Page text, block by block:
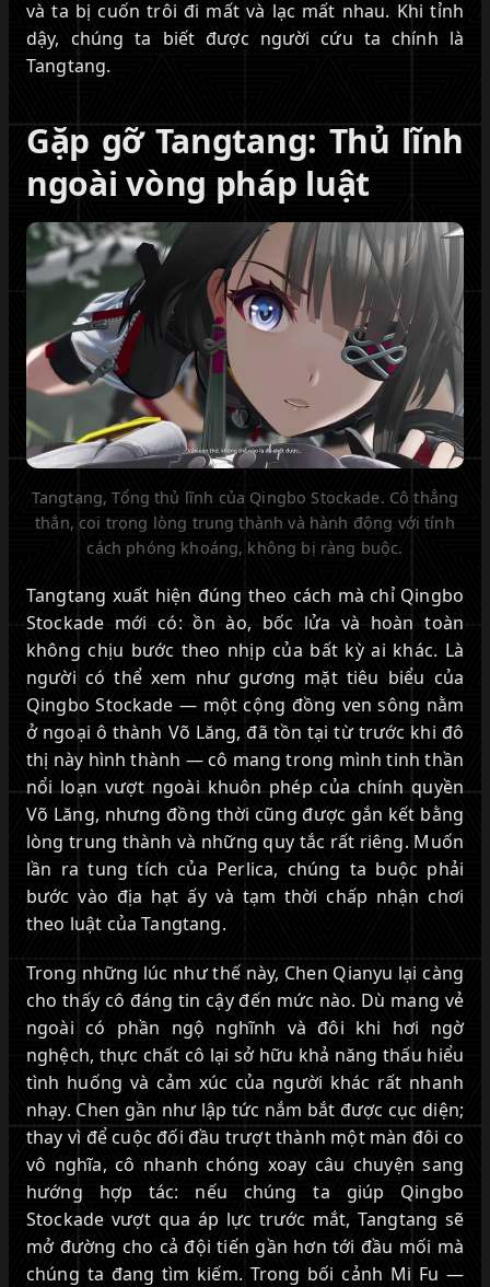
và ta bị cuốn trôi đi mất và lạc mất nhau. Khi tỉnh
dậy, chúng ta biết được người cứu ta chính là
Tangtang.
Gặp gỡ Tangtang: Thủ lĩnh
ngoài vòng pháp luật
Tangtang, Tổng thủ lĩnh của Qingbo Stockade. Cô thẳng
thắn, coi trọng lòng trung thành và hành động với tính
cách phóng khoáng, không bị ràng buộc.
Tangtang xuất hiện đúng theo cách mà chỉ Qingbo
Stockade mới có: ồn ào, bốc lửa và hoàn toàn
không chịu bước theo nhịp của bất kỳ ai khác. Là
người có thể xem như gương mặt tiêu biểu của
Qingbo Stockade — một cộng đồng ven sông nằm
ở ngoại ô thành Võ Lăng, đã tồn tại từ trước khi đô
thị này hình thành — cô mang trong mình tinh thần
nổi loạn vượt ngoài khuôn phép của chính quyền
Võ Lăng, nhưng đồng thời cũng được gắn kết bằng
lòng trung thành và những quy tắc rất riêng. Muốn
lần ra tung tích của Perlica, chúng ta buộc phải
bước vào địa hạt ấy và tạm thời chấp nhận chơi
theo luật của Tangtang.
Trong những lúc như thế này, Chen Qianyu lại càng
cho thấy cô đáng tin cậy đến mức nào. Dù mang vẻ
ngoài có phần ngộ nghĩnh và đôi khi hơi ngờ
nghệch, thực chất cô lại sở hữu khả năng thấu hiểu
tình huống và cảm xúc của người khác rất nhanh
nhạy. Chen gần như lập tức nắm bắt được cục diện;
thay vì để cuộc đối đầu trượt thành một màn đôi co
vô nghĩa, cô nhanh chóng xoay câu chuyện sang
hướng hợp tác: nếu chúng ta giúp Qingbo
Stockade vượt qua áp lực trước mắt, Tangtang sẽ
mở đường cho cả đội tiến gần hơn tới đầu mối mà
chúng ta đang tìm kiếm. Trong bối cảnh Mi Fu —